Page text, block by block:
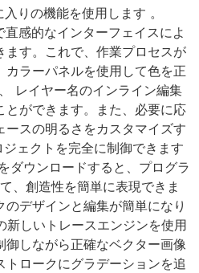
りの機能を使用します 。
感的なインターフェイスによ
ます。これで、作業プロセスが
カラーパネルを使用して色を正
レイヤー名のインライン編集
とができます。また、必要に応
ースの明るさをカスタマイズす
ェクトを完全に制御できます
ウンロードすると、プログラ
、創造性を簡単に表現できま
デザインと編集が簡単になり
しいトレースエンジンを使用
しながら正確なベクター画像
トロークにグラデーションを追